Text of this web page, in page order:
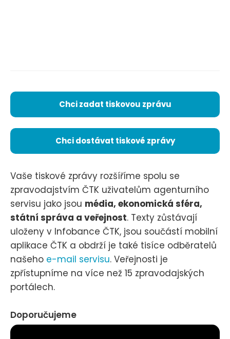
Chci zadat tiskovou zprávu
Chci dostávat tiskové zprávy
Vaše tiskové zprávy rozšíříme spolu se
zpravodajstvím ČTK uživatelům agenturního
servisu jako jsou média, ekonomická sféra,
státní správa a veřejnost. Texty zůstávají
uloženy v Infobance ČTK, jsou součástí mobilní
aplikace ČTK a obdrží je také tisíce odběratelů
našeho e-mail servisu. Veřejnosti je
zpřístupníme na více než 15 zpravodajských
portálech.
Doporučujeme